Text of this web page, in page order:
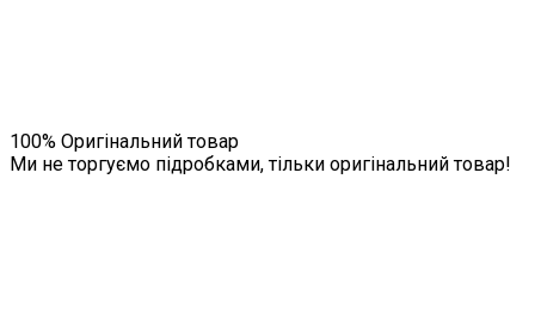
100% Оригінальний товар
Ми не торгуємо підробками, тільки оригінальний товар!